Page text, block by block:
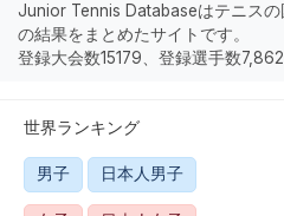
Junior Tennis Databaseはテニス
の結果をまとめたサイトです。
登録大会数15179、登録選手数
世界ランキング
男子 日本人男子